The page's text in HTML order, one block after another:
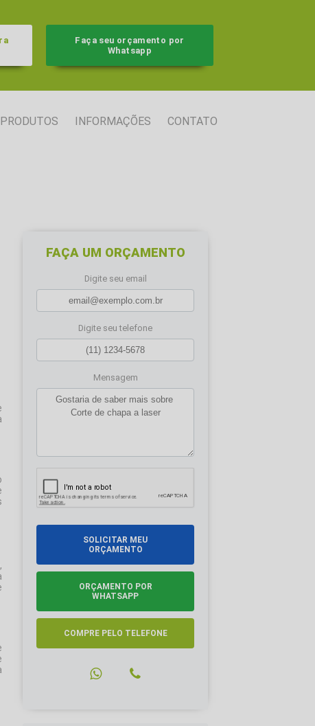
Faça seu orçamento por
Whatsapp
PRODUTOS INFORMAÇÕES CONTATO
FAÇA UM ORÇAMENTO
Digite seu email
Digite seu telefone
Mensagem
SOLICITAR MEU
ORÇAMENTO
ORÇAMENTO POR
WHATSAPP
COMPRE PELO TELEFONE